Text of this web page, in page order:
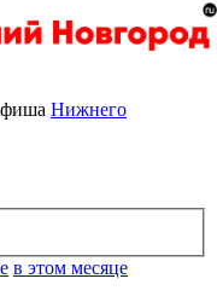
Нижнего
в этом месяце